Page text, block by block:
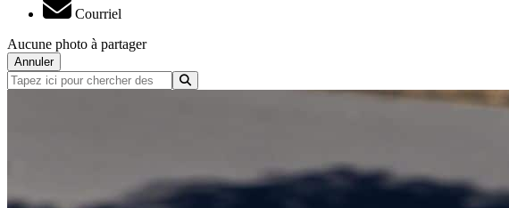
Courriel
Aucune photo à partager
Annuler